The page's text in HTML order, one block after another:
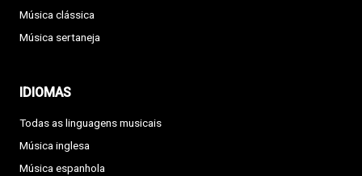
Música clássica
Música sertaneja
IDIOMAS
Todas as linguagens musicais
Música inglesa
Música espanhola